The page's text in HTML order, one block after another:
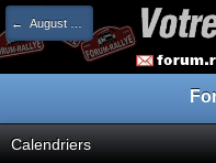
← August 2026
Calendriers